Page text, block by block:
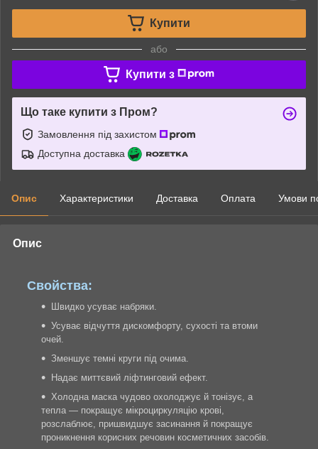
Купити
або
Купити з
Що таке купити з Пром?
Замовлення під захистом
Доступна доставка
Опис Характеристики Доставка Оплата Умови
Опис
Свойства:
Швидко усуває набряки.
Усуває відчуття дискомфорту, сухості та втоми
очей.
Зменшує темні круги під очима.
Надає миттєвий ліфтинговий ефект.
Холодна маска чудово охолоджує й тонізує, а
тепла — покращує мікроциркуляцію крові,
розслаблює, пришвидшує засинання й покращує
проникнення корисних речовин косметичних засобів.